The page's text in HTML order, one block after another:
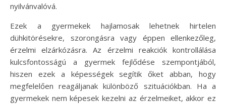
nyilvánvalóvá.
Ezek a gyermekek hajlamosak lehetnek hirtelen
dühkitörésekre, szorongásra vagy éppen ellenkezőleg,
érzelmi elzárkózásra. Az érzelmi reakciók kontrollálása
kulcsfontosságú a gyermek fejlődése szempontjából,
hiszen ezek a képességek segítik őket abban, hogy
megfelelően reagáljanak különböző szituációkban. Ha a
gyermekek nem képesek kezelni az érzelmeiket, akkor ez